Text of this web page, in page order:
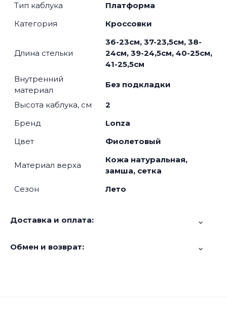
Тип каблука
Платформа
Категория
Кроссовки
Длина стельки
36-23см, 37-23,5см, 38-
24см, 39-24,5см, 40-25см,
41-25,5см
Внутренний
материал
Без подкладки
Высота каблука, см
2
Бренд
Lonza
Цвет
Фиолетовый
Материал верха
Кожа натуральная,
замша, сетка
Сезон
Лето
Доставка и оплата:
Обмен и возврат: